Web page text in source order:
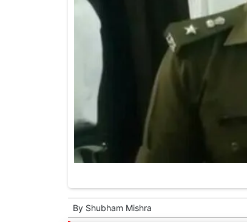
By Shubham Mishra